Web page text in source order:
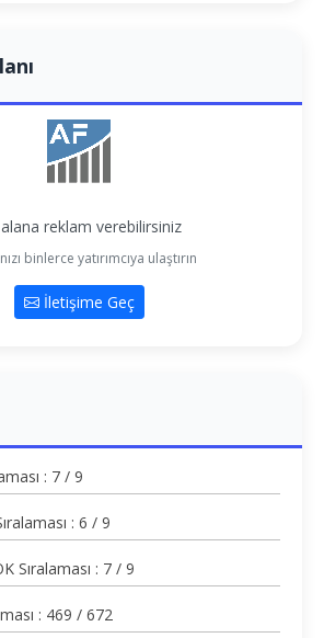
reklam verebilirsiniz
binlerce yatırımcıya ulaştırın
İletişime Geç
: 7 / 9
: 6 / 9
Sıralaması : 7 / 9
: 469 / 672